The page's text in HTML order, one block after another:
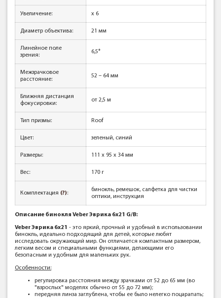
Увеличение: x 6
Диаметр объектива: 21 мм
Линейное поле
зрения:
6,5°
Межзрачковое
расстояние:
52 – 64 мм
Ближняя дистанция
фокусировки:
от 2,5 м
Тип призмы: Roof
Цвет: зеленый, синий
Размеры: 111 x 95 x 34 мм
Вес: 170 г
Комплектация (?):
бинокль, ремешок, салфетка для чистки
оптики, инструкция
Описание бинокля Veber Эврика 6x21 G/B:
Veber Эврика 6x21 - это яркий, прочный и удобный в использовании
бинокль, идеально подходящий для детей, которые любят
исследовать окружающий мир. Он отличается компактным размером,
легким весом и специальными функциями, делающими его
безопасным и удобным для маленьких рук.
Особенности:
регулировка расстояния между зрачками от 52 до 65 мм (во
"взрослых" моделях обычно от 55 до 72 мм);
передняя линза заглублена, чтобы ее было нелегко поцарапать;